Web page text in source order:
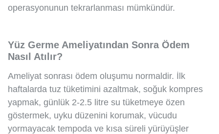
operasyonunun tekrarlanması mümkündür.
Yüz Germe Ameliyatından Sonra Ödem
Nasıl Atılır?
Ameliyat sonrası ödem oluşumu normaldir. İlk
haftalarda tuz tüketimini azaltmak, soğuk kompres
yapmak, günlük 2-2.5 litre su tüketmeye özen
göstermek, uyku düzenini korumak, vücudu
yormayacak tempoda ve kısa süreli yürüyüşler